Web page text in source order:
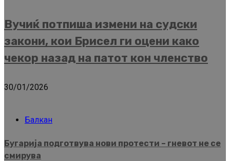
Вучиќ потпиша измени на судски
закони, кои Брисел ги оцени како
чекор назад на патот кон членство
30/01/2026
Балкан
Бугарија подготвува нови протести – гневот не се
смирува